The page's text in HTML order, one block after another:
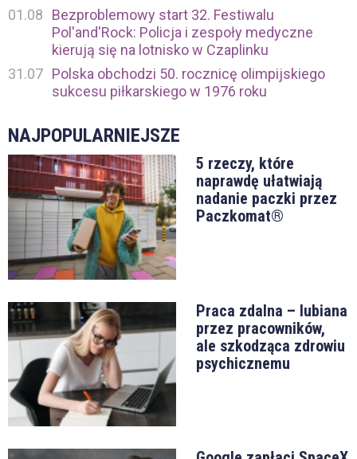
01.08
Bezproblemowy start 32. Festiwalu
Pol'and'Rock: Policja i zespoły medyczne
kierują się na lotnisko w Czaplinku
31.07 Polska obchodzi 50. rocznicę olimpijskiego
sukcesu piłkarskiego w 1976 roku
NAJPOPULARNIEJSZE
5 rzeczy, które
naprawdę ułatwiają
nadanie paczki przez
Paczkomat®
Praca zdalna – lubiana
przez pracowników,
ale szkodząca zdrowiu
psychicznemu